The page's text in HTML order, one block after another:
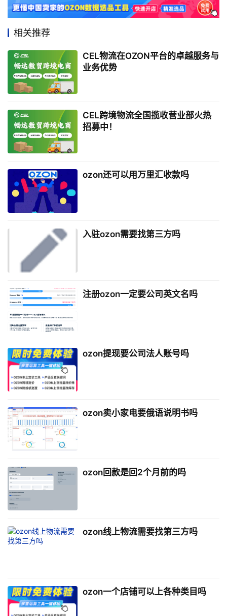
相关推荐
CEL物流在OZON平台的卓越服务与
业务优势
CEL跨境物流全国揽收营业部火热
招募中！
ozon还可以用万里汇收款吗
入驻ozon需要找第三方吗
注册ozon一定要公司英文名吗
ozon提现要公司法人账号吗
ozon卖小家电要俄语说明书吗
ozon回款是回2个月前的吗
ozon线上物流需要找第三方吗
ozon一个店铺可以上各种类目吗